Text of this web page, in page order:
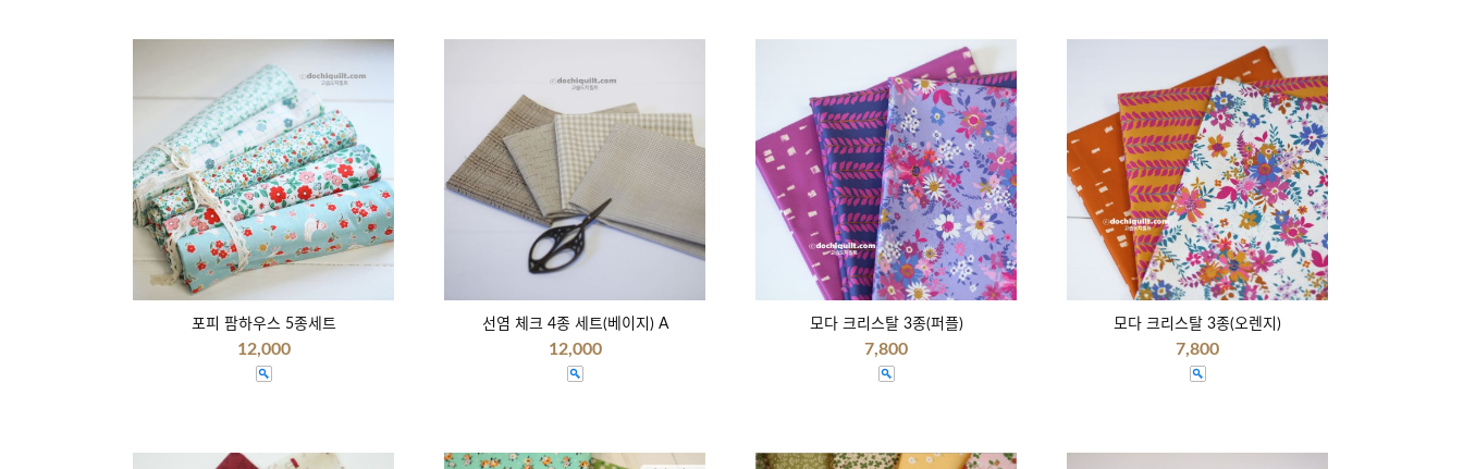
포피 팜하우스 5종세트
12,000
선염 체크 4종 세트(베이지) A
12,000
모다 크리스탈 3종(퍼플)
7,800
모다 크리스탈 3종(오렌지)
7,800